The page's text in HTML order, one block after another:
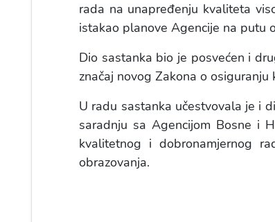
rada na unapređenju kvaliteta
istakao planove Agencije na putu
Dio sastanka bio je posvećen i
značaj novog Zakona o
U radu sastanka učestvovala je i
saradnju sa Agencijom Bosne i
kvalitetnog i dobronamjernog
obrazovanja.